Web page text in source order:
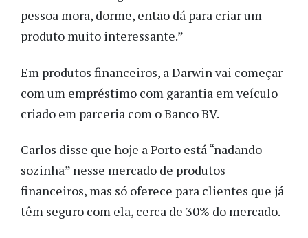
pessoa mora, dorme, então dá para criar um
produto muito interessante.”
Em produtos financeiros, a Darwin vai começar
com um empréstimo com garantia em veículo
criado em parceria com o Banco BV.
Carlos disse que hoje a Porto está “nadando
sozinha” nesse mercado de produtos
financeiros, mas só oferece para clientes que já
têm seguro com ela, cerca de 30% do mercado.